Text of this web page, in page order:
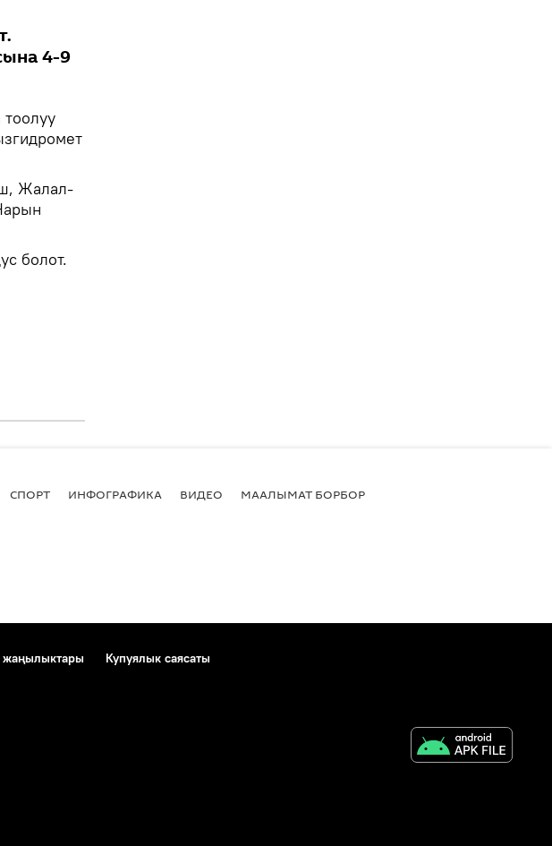
4-9
Жалал-
болот.
СПОРТ ИНФОГРАФИКА ВИДЕО МААЛЫМАТ БОРБОР
Купуялык саясаты